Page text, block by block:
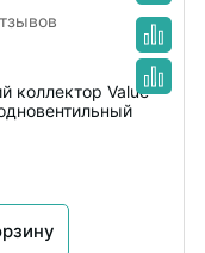
коллектор Value